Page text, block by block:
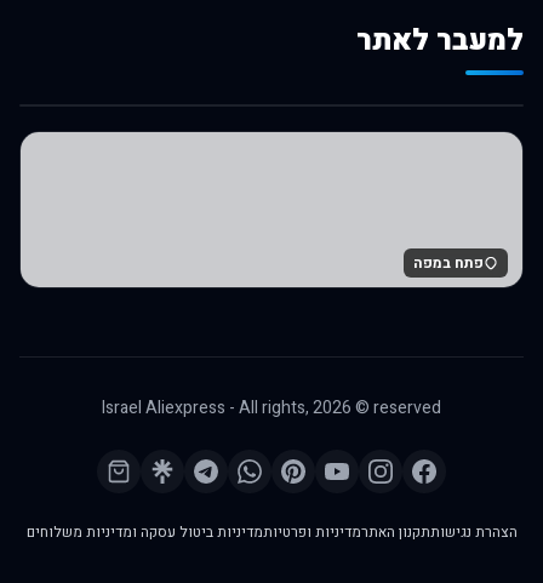
למעבר לאתר
לרכישה באלי אקספרס
פתח במפה
Israel Aliexpress - All rights,2026© reserved
הצהרת נגישותתקנון האתרמדיניות ופרטיותמדיניות ביטול עסקה ומדיניות משלוחים